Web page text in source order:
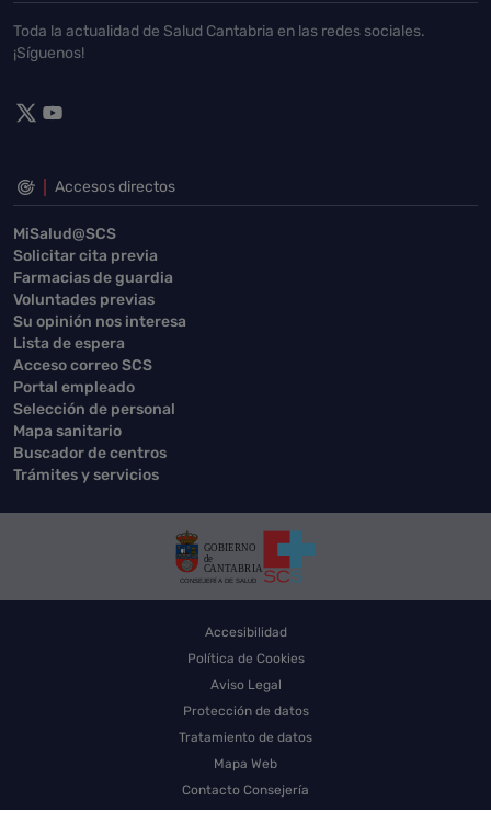
Toda la actualidad de Salud Cantabria en las redes sociales.
¡Síguenos!
Accesos directos
MiSalud@SCS
Solicitar cita previa
Farmacias de guardia
Voluntades previas
Su opinión nos interesa
Lista de espera
Acceso correo SCS
Portal empleado
Selección de personal
Mapa sanitario
Buscador de centros
Trámites y servicios
Accesibilidad
Política de Cookies
Aviso Legal
Protección de datos
Tratamiento de datos
Mapa Web
Contacto Consejería